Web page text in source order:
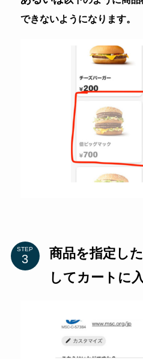
できないようになります。
STEP
商品を指定し
してカートに